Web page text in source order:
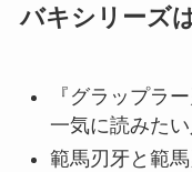
バキシリーズ
『グラップラ
一気に読みたい
範馬刃牙と範